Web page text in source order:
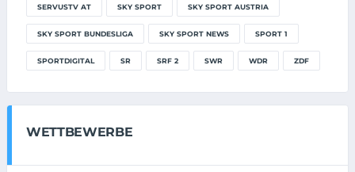
SERVUSTV AT SKY SPORT SKY SPORT AUSTRIA
SKY SPORT BUNDESLIGA SKY SPORT NEWS SPORT 1
SPORTDIGITAL SR SRF 2 SWR WDR ZDF
WETTBEWERBE